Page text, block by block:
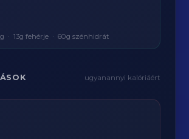
· 13g fehérje · 60g szénhidrát
ugyanannyi kalóriáért